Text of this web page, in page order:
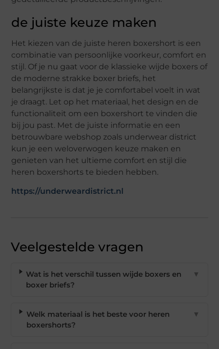
de juiste keuze maken
Het kiezen van de juiste heren boxershort is een
combinatie van persoonlijke voorkeur, comfort en
stijl. Of je nu gaat voor de klassieke wijde boxers of
de moderne strakke boxer briefs, het
belangrijkste is dat je je comfortabel voelt in wat
je draagt. Let op het materiaal, het design en de
functionaliteit om een boxershort te vinden die
bij jou past. Met de juiste informatie en een
betrouwbare webshop zoals underwear district
kun je een weloverwogen keuze maken en
genieten van het ultieme comfort en stijl die
heren boxershorts te bieden hebben.
https://underweardistrict.nl
Veelgestelde vragen
Wat is het verschil tussen wijde boxers en
boxer briefs?
▼
Welk materiaal is het beste voor heren
boxershorts?
▼